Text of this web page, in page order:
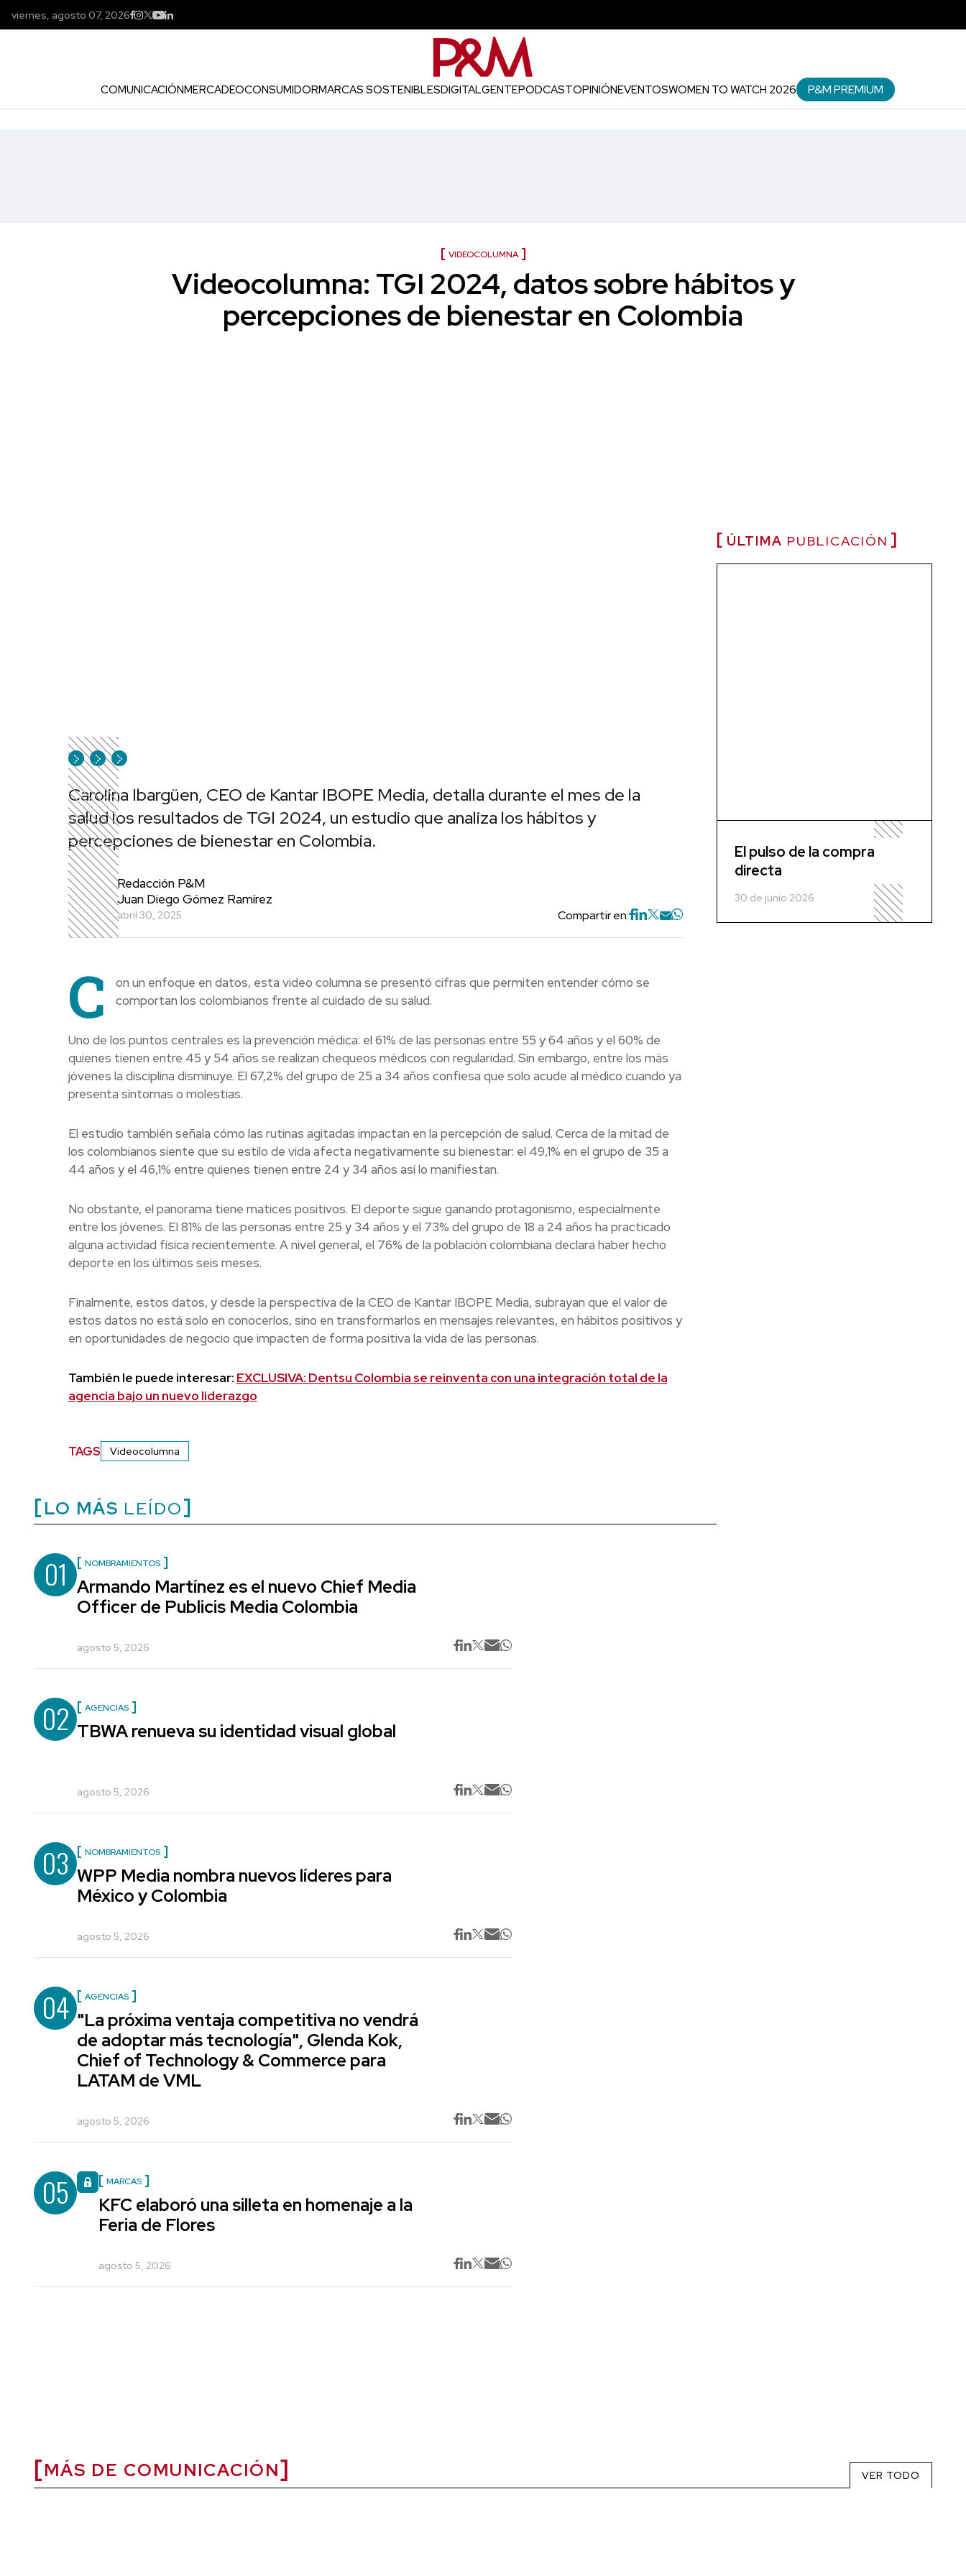
viernes, agosto 07, 2026
COMUNICACIÓNMERCADEOCONSUMIDORMARCAS SOSTENIBLESDIGITALGENTEPODCASTOPINIÓNEVENTOSWOMEN TO WATCH 2026 P&M PREMIUM
VIDEOCOLUMNA
Videocolumna: TGI 2024, datos sobre hábitos y
percepciones de bienestar en Colombia
Carolina Ibargüen, CEO de Kantar IBOPE Media, detalla durante el mes de la
salud los resultados de TGI 2024, un estudio que analiza los hábitos y
percepciones de bienestar en Colombia.
Redacción P&M
Juan Diego Gómez Ramírez
abril 30, 2025 Compartir en:
C
on un enfoque en datos, esta video columna se presentó cifras que permiten entender cómo se
comportan los colombianos frente al cuidado de su salud.
Uno de los puntos centrales es la prevención médica: el 61% de las personas entre 55 y 64 años y el 60% de
quienes tienen entre 45 y 54 años se realizan chequeos médicos con regularidad. Sin embargo, entre los más
jóvenes la disciplina disminuye. El 67,2% del grupo de 25 a 34 años confiesa que solo acude al médico cuando ya
presenta síntomas o molestias.
El estudio también señala cómo las rutinas agitadas impactan en la percepción de salud. Cerca de la mitad de
los colombianos siente que su estilo de vida afecta negativamente su bienestar: el 49,1% en el grupo de 35 a
44 años y el 46,1% entre quienes tienen entre 24 y 34 años así lo manifiestan.
No obstante, el panorama tiene matices positivos. El deporte sigue ganando protagonismo, especialmente
entre los jóvenes. El 81% de las personas entre 25 y 34 años y el 73% del grupo de 18 a 24 años ha practicado
alguna actividad física recientemente. A nivel general, el 76% de la población colombiana declara haber hecho
deporte en los últimos seis meses.
Finalmente, estos datos, y desde la perspectiva de la CEO de Kantar IBOPE Media, subrayan que el valor de
estos datos no está solo en conocerlos, sino en transformarlos en mensajes relevantes, en hábitos positivos y
en oportunidades de negocio que impacten de forma positiva la vida de las personas.
También le puede interesar: EXCLUSIVA: Dentsu Colombia se reinventa con una integración total de la
agencia bajo un nuevo liderazgo
TAGS Videocolumna
LO MÁS LEÍDO
01 NOMBRAMIENTOS
Armando Martínez es el nuevo Chief Media
Officer de Publicis Media Colombia
agosto 5, 2026
02 AGENCIAS
TBWA renueva su identidad visual global
agosto 5, 2026
03 NOMBRAMIENTOS
WPP Media nombra nuevos líderes para
México y Colombia
agosto 5, 2026
04 AGENCIAS
"La próxima ventaja competitiva no vendrá
de adoptar más tecnología", Glenda Kok,
Chief of Technology & Commerce para
LATAM de VML
agosto 5, 2026
05 MARCAS
KFC elaboró una silleta en homenaje a la
Feria de Flores
agosto 5, 2026
ÚLTIMA PUBLICACIÓN
El pulso de la compra
directa
30 de junio 2026
MÁS DE COMUNICACIÓN VER TODO